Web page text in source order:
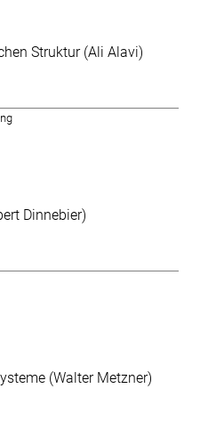
Struktur (Ali Alavi)
Dinnebier)
(Walter Metzner)